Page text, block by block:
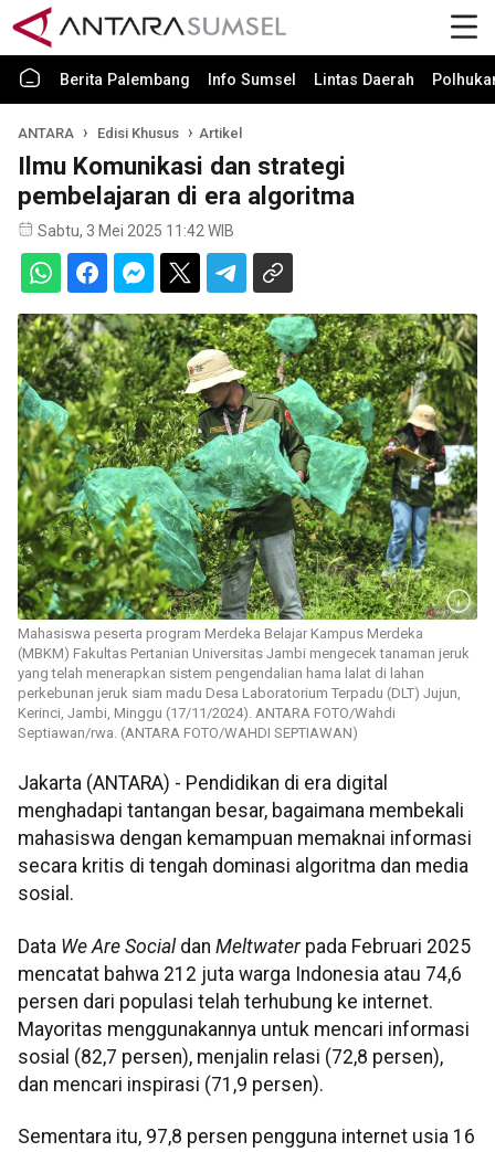
Berita Palembang Info Sumsel Lintas Daerah
ANTARA Edisi Khusus Artikel
Ilmu Komunikasi dan strategi
pembelajaran di era algoritma
Sabtu, 3 Mei 2025 11:42 WIB
Mahasiswa peserta program Merdeka Belajar Kampus Merdeka
(MBKM) Fakultas Pertanian Universitas Jambi mengecek tanaman jeruk
yang telah menerapkan sistem pengendalian hama lalat di lahan
perkebunan jeruk siam madu Desa Laboratorium Terpadu (DLT) Jujun,
Kerinci, Jambi, Minggu (17/11/2024). ANTARA FOTO/Wahdi
Septiawan/rwa. (ANTARA FOTO/WAHDI SEPTIAWAN)
Jakarta (ANTARA) - Pendidikan di era digital
menghadapi tantangan besar, bagaimana membekali
mahasiswa dengan kemampuan memaknai informasi
secara kritis di tengah dominasi algoritma dan media
sosial.
Data We Are Socialdan Meltwaterpada Februari 2025
mencatat bahwa 212 juta warga Indonesia atau 74,6
persen dari populasi telah terhubung ke internet.
Mayoritas menggunakannya untuk mencari informasi
sosial (82,7 persen), menjalin relasi (72,8 persen),
dan mencari inspirasi (71,9 persen).
Sementara itu, 97,8 persen pengguna internet usia 16